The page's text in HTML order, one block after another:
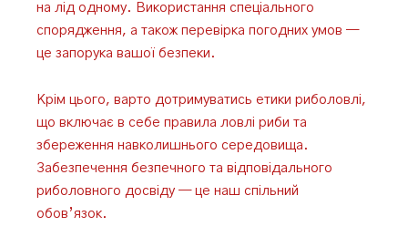
на лід одному. Використання спеціального
спорядження, а також перевірка погодних умов —
це запорука вашої безпеки.
Крім цього, варто дотримуватись етики риболовлі,
що включає в себе правила ловлі риби та
збереження навколишнього середовища.
Забезпечення безпечного та відповідального
риболовного досвіду — це наш спільний
обов’язок.